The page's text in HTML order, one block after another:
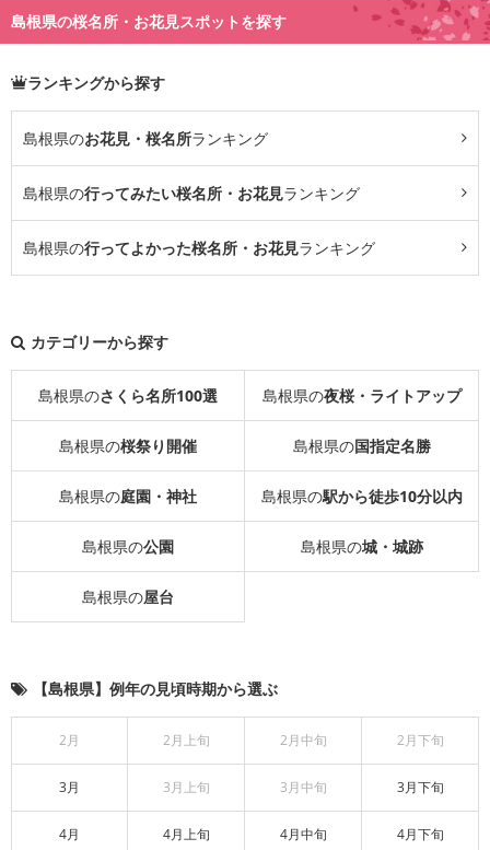
島根県の桜名所・お花見スポットを探す
ランキングから探す
島根県のお花見・桜名所ランキング
島根県の行ってみたい桜名所・お花見ランキング
島根県の行ってよかった桜名所・お花見ランキング
カテゴリーから探す
島根県のさくら名所100選 島根県の夜桜・ライトアップ
島根県の桜祭り開催 島根県の国指定名勝
島根県の庭園・神社 島根県の駅から徒歩10分以内
島根県の公園 島根県の城・城跡
島根県の屋台
【島根県】例年の見頃時期から選ぶ
2月 2月上旬 2月中旬 2月下旬
3月 3月上旬 3月中旬 3月下旬
4月 4月上旬 4月中旬 4月下旬